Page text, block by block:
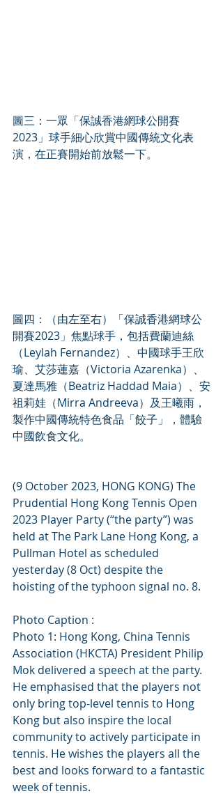
圖三：一眾「保誠香港網球公開賽
2023」球手細心欣賞中國傳統文化表
演，在正賽開始前放鬆一下。
圖四：（由左至右）「保誠香港網球公
開賽2023」焦點球手，包括費蘭迪絲
（Leylah Fernandez）、中國球手王欣
瑜、艾莎蓮嘉（Victoria Azarenka）、
夏達馬雅（Beatriz Haddad Maia）、安
祖莉娃（Mirra Andreeva）及王曦雨，
製作中國傳統特色食品「餃子」，體驗
中國飲食文化。
(9 October 2023, HONG KONG) The
Prudential Hong Kong Tennis Open
2023 Player Party (“the party”) was
held at The Park Lane Hong Kong, a
Pullman Hotel as scheduled
yesterday (8 Oct) despite the
hoisting of the typhoon signal no. 8.
Photo Caption :
Photo 1: Hong Kong, China Tennis
Association (HKCTA) President Philip
Mok delivered a speech at the party.
He emphasised that the players not
only bring top-level tennis to Hong
Kong but also inspire the local
community to actively participate in
tennis. He wishes the players all the
best and looks forward to a fantastic
week of tennis.